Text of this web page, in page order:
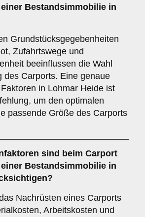
Bestandsimmobilie in
Grundstücksgegebenheiten
Zufahrtswege und
beeinflussen die Wahl
des Carports. Eine genaue
in Lohmar Heide ist
um den optimalen
passende Größe des Carports
sind beim Carport
Bestandsimmobilie in
Nachrüsten eines Carports
Arbeitskosten und